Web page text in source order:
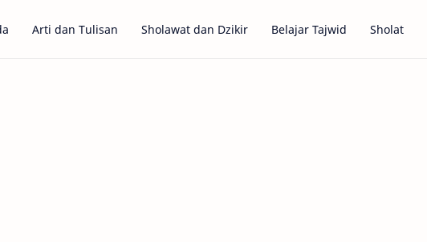
Arti dan Tulisan Sholawat dan Dzikir Belajar Tajwid Sholat